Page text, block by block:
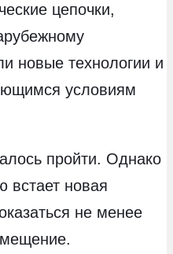
цепочки,
новые технологии и
условиям
пройти. Однако
встает новая
не менее